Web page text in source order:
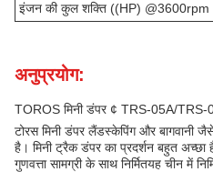
इंजन की कुल शक्ति ((HP) @3600rpm
अनुप्रयोग:
TOROS मिनी डंपर ¢ TRS-05A/
टोरस मिनी डंपर लैंडस्केपिंग और बागवानी
है। मिनी ट्रैक डंपर का प्रदर्शन बहुत अच्छा
गुणवत्ता सामग्री के साथ निर्मितयह चीन में